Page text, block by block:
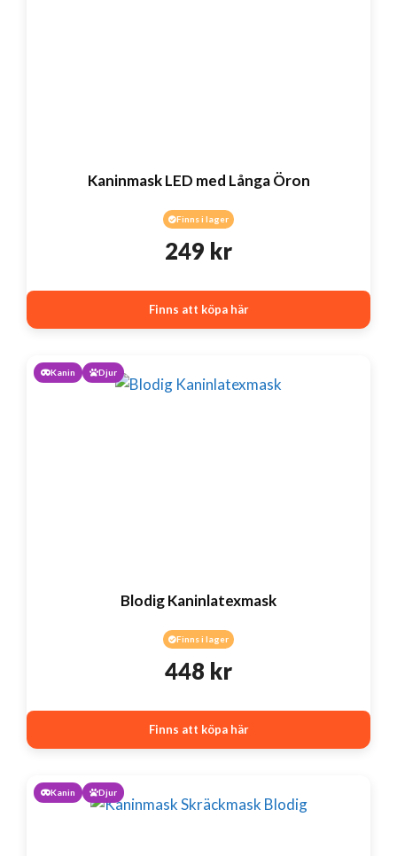
Kaninmask LED med Långa Öron
Finns i lager
249 kr
Finns att köpa här
Kanin Djur
Blodig Kaninlatexmask
Finns i lager
448 kr
Finns att köpa här
Kanin Djur